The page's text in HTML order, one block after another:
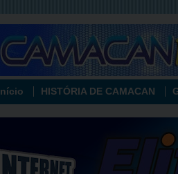
Início HISTÓRIA DE CAMACAN